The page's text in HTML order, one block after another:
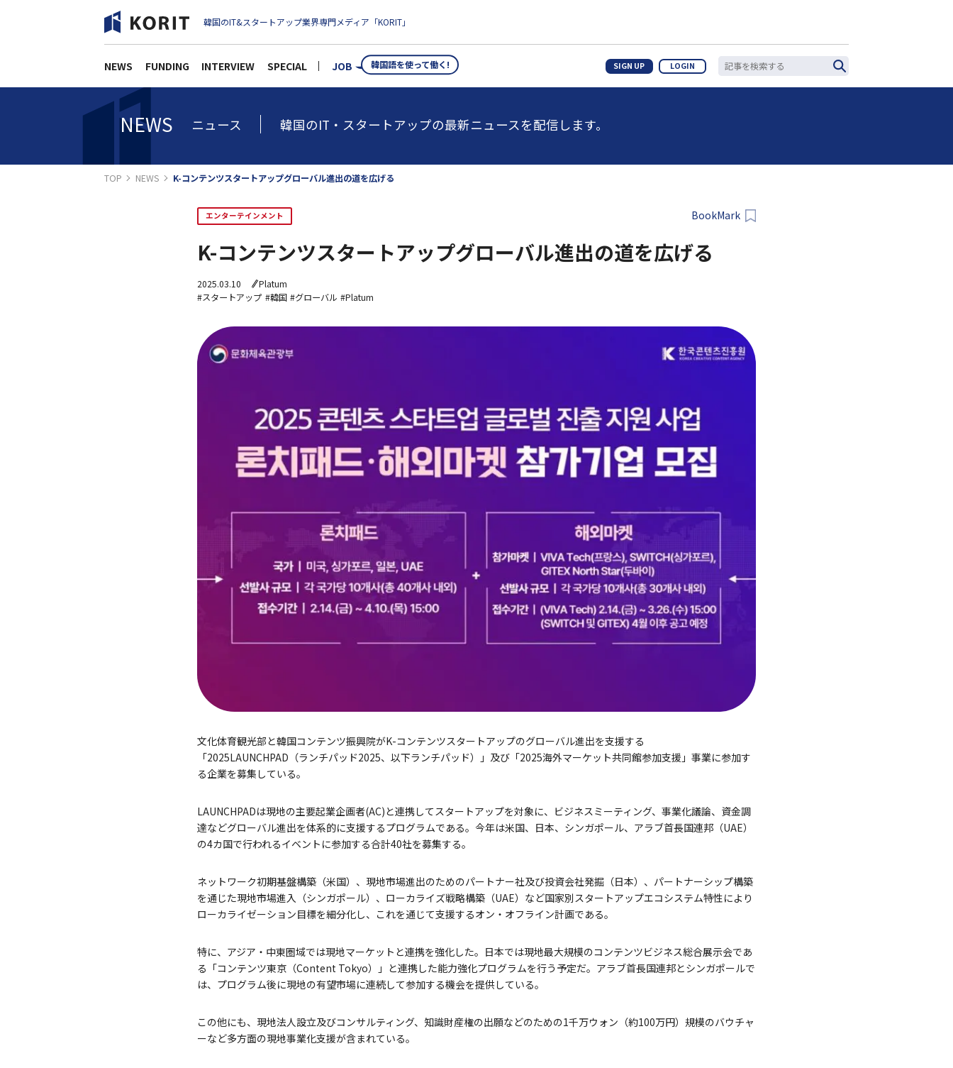
韓国のIT&スタートアップ業界専門メディア「KORIT」
NEWS FUNDING INTERVIEW SPECIAL JOB 韓国語を使って働く! SIGN UP LOGIN
NEWS ニュース 韓国のIT・スタートアップの最新ニュースを配信します。
TOP NEWS K-コンテンツスタートアップグローバル進出の道を広げる
エンターテインメント BookMark
K-コンテンツスタートアップグローバル進出の道を広げる
2025.03.10
Platum
#スタートアップ #韓国 #グローバル #Platum
文化体育観光部と韓国コンテンツ振興院がK-コンテンツスタートアップのグローバル進出を支援する
「2025LAUNCHPAD（ランチパッド2025、以下ランチパッド）」及び「2025海外マーケット共同館参加支援」事業に参加す
る企業を募集している。
LAUNCHPADは現地の主要起業企画者(AC)と連携してスタートアップを対象に、ビジネスミーティング、事業化議論、資金調
達などグローバル進出を体系的に支援するプログラムである。今年は米国、日本、シンガポール、アラブ首長国連邦（UAE）
の4カ国で行われるイベントに参加する合計40社を募集する。
ネットワーク初期基盤構築（米国）、現地市場進出のためのパートナー社及び投資会社発掘（日本）、パートナーシップ構築
を通じた現地市場進入（シンガポール）、ローカライズ戦略構築（UAE）など国家別スタートアップエコシステム特性により
ローカライゼーション目標を細分化し、これを通じて支援するオン・オフライン計画である。
特に、アジア・中東圏域では現地マーケットと連携を強化した。日本では現地最大規模のコンテンツビジネス総合展示会であ
る「コンテンツ東京（Content Tokyo）」と連携した能力強化プログラムを行う予定だ。アラブ首長国連邦とシンガポールで
は、プログラム後に現地の有望市場に連続して参加する機会を提供している。
この他にも、現地法人設立及びコンサルティング、知識財産権の出願などのための1千万ウォン（約100万円）規模のバウチャ
ーなど多方面の現地事業化支援が含まれている。